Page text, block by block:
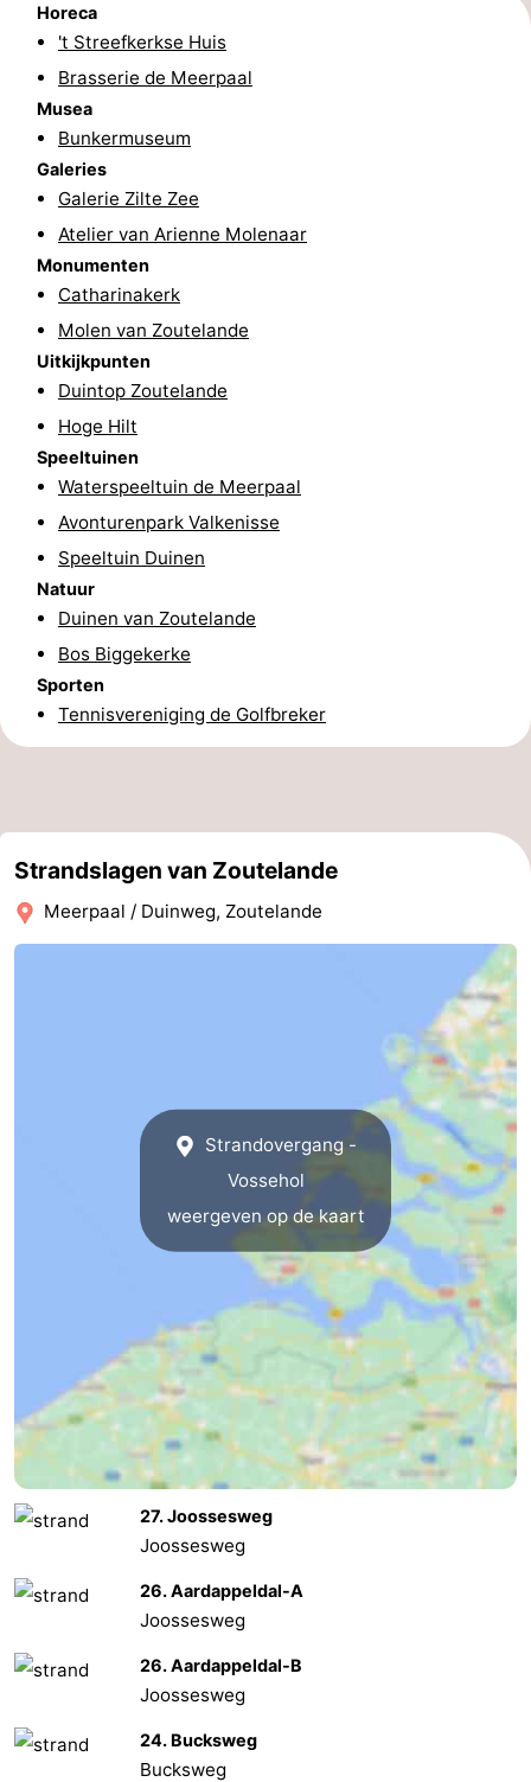
Parkeren
Reisboekenwinkel
Nieuws
Medische
adressen
Regio
Zeeland
Schouwen-
Duiveland
Renesse
Brouwershaven
Bruinisse
Zierikzee
Natuur
Oosterschelde
Burgh
Haamstede
Natuur
Schouwen
Walcheren
Natuur
Oranjezon
-
Oostkapelle
-
Nieuwvliet
Sluis
-
Cadzand
-
Zwin
Horeca
't Streefkerkse Huis
Brasserie de Meerpaal
Musea
Bunkermuseum
Galeries
Galerie Zilte Zee
Atelier van Arienne Molenaar
Monumenten
Catharinakerk
Molen van Zoutelande
Uitkijkpunten
Duintop Zoutelande
Hoge Hilt
Speeltuinen
Waterspeeltuin de Meerpaal
Avonturenpark Valkenisse
Speeltuin Duinen
Natuur
Duinen van Zoutelande
Bos Biggekerke
Sporten
Tennisvereniging de Golfbreker
Strandslagen van Zoutelande
Meerpaal / Duinweg, Zoutelande
Strandovergang -
Vossehol
weergeven op de kaart
27. Joossesweg
Joossesweg
26. Aardappeldal-A
Joossesweg
26. Aardappeldal-B
Joossesweg
24. Bucksweg
Bucksweg